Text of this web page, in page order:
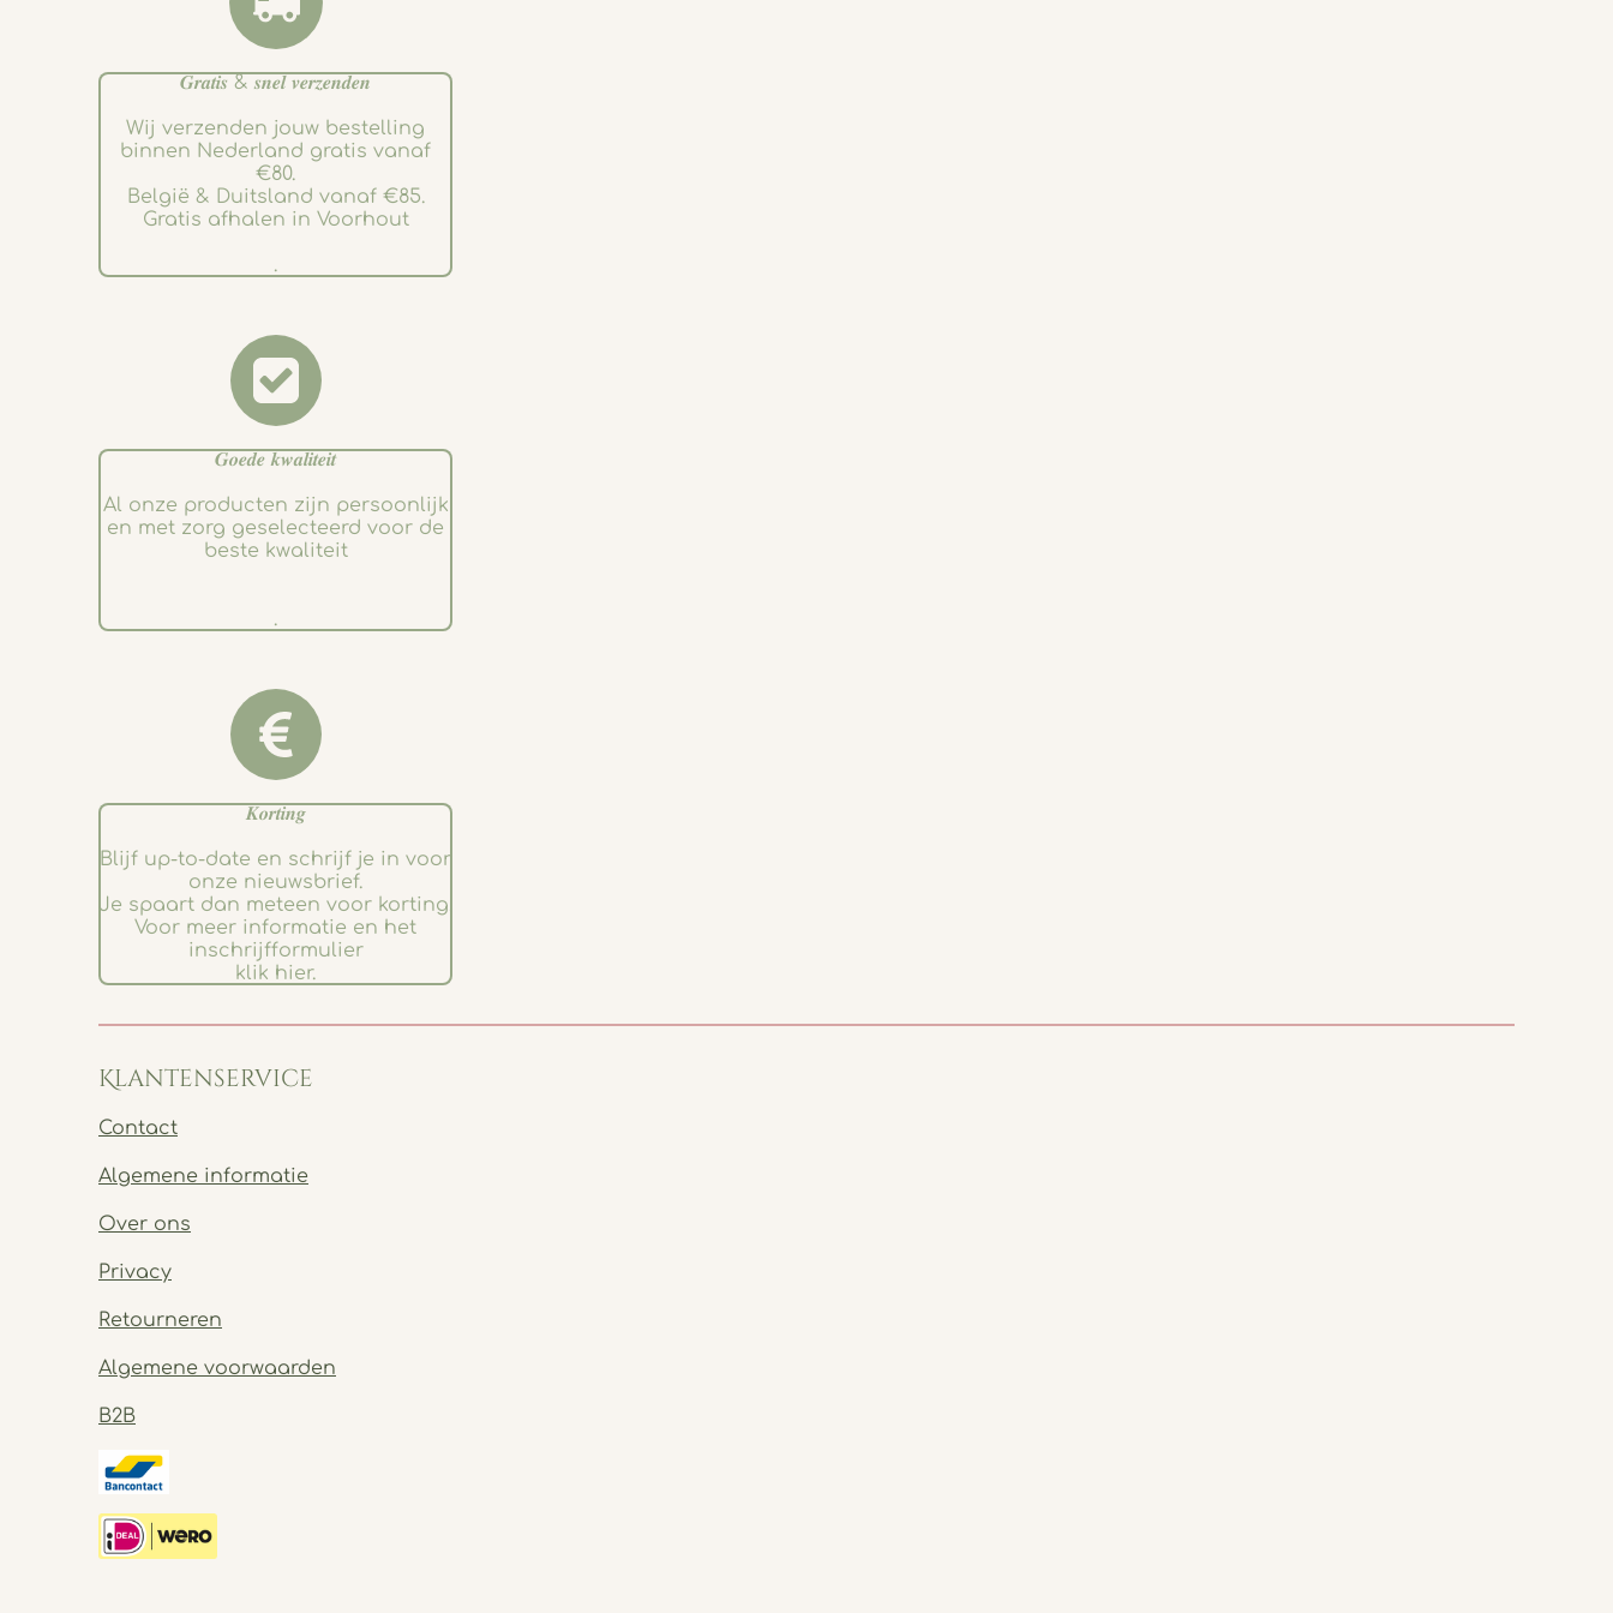
𝑮𝒓𝒂𝒕𝒊𝒔 & 𝒔𝒏𝒆𝒍 𝒗𝒆𝒓𝒛𝒆𝒏𝒅𝒆𝒏
Wij verzenden jouw bestelling
binnen Nederland gratis vanaf
€80.
België & Duitsland vanaf €85.
Gratis afhalen in Voorhout
.
𝑮𝒐𝒆𝒅𝒆 𝒌𝒘𝒂𝒍𝒊𝒕𝒆𝒊𝒕
Al onze producten zijn persoonlijk
en met zorg geselecteerd voor de
beste kwaliteit
.
𝑲𝒐𝒓𝒕𝒊𝒏𝒈
Blijf up-to-date en schrijf je in voor
onze nieuwsbrief.
Je spaart dan meteen voor korting.
Voor meer informatie en het
inschrijfformulier
klik hier.
Klantenservice
Contact
Algemene informatie
Over ons
Privacy
Retourneren
Algemene voorwaarden
B2B